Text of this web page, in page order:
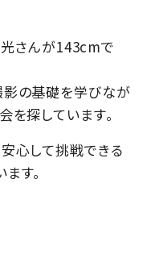
さんが143cmで
影の基礎を学びなが
を探しています。
心して挑戦できる
す。